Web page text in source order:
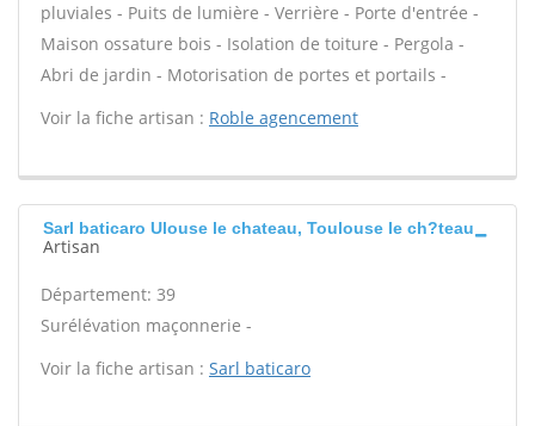
pluviales - Puits de lumière - Verrière - Porte d'entrée -
Maison ossature bois - Isolation de toiture - Pergola -
Abri de jardin - Motorisation de portes et portails -
Voir la fiche artisan : Roble agencement
Sarl baticaro Ulouse le chateau, Toulouse le ch?teau
Artisan
Département: 39
Surélévation maçonnerie -
Voir la fiche artisan : Sarl baticaro